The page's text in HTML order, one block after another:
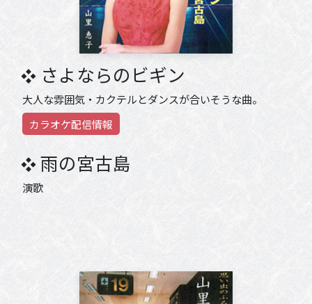
さよならのビギン
大人な雰囲気・カクテルとダンスが合いそうな曲。
カラオケ配信情報
雨の宮古島
演歌